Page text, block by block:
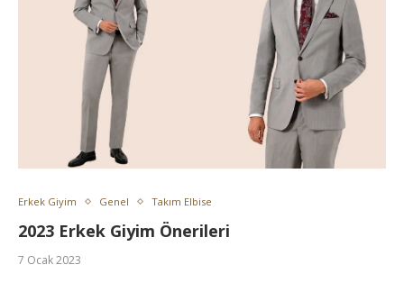
Erkek Giyim Genel Takım Elbise
2023 Erkek Giyim Önerileri
7 Ocak 2023